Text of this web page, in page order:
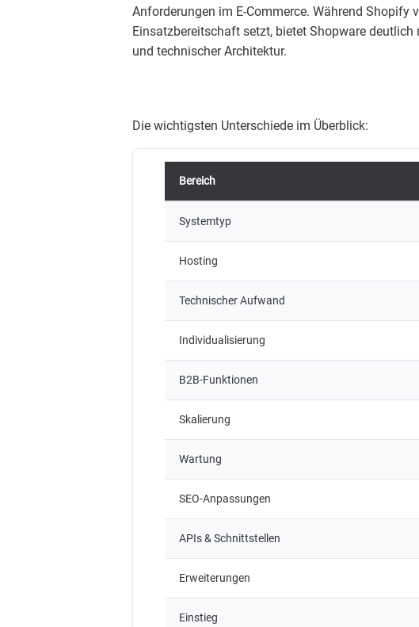
Anforderungen im E-Commerce. Während
Einsatzbereitschaft setzt, bietet Shopware
und technischer Architektur.
Die wichtigsten Unterschiede im Überblick:
Bereich
Systemtyp
Hosting
Technischer Aufwand
Individualisierung
B2B-Funktionen
Skalierung
Wartung
SEO-Anpassungen
APIs & Schnittstellen
Erweiterungen
Einstieg